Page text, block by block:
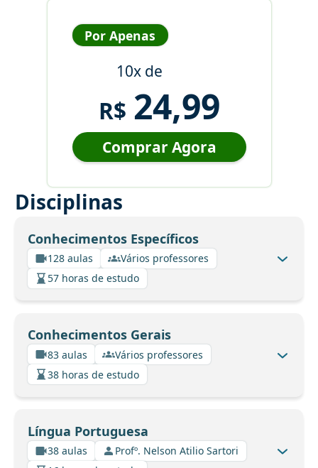
Por Apenas
10x de
R$ 24,99
Comprar Agora
Disciplinas
Conhecimentos Específicos
128 aulas
Vários professores
57 horas de estudo
Conhecimentos Gerais
83 aulas
Vários professores
38 horas de estudo
Língua Portuguesa
38 aulas
Profº. Nelson Atilio Sartori